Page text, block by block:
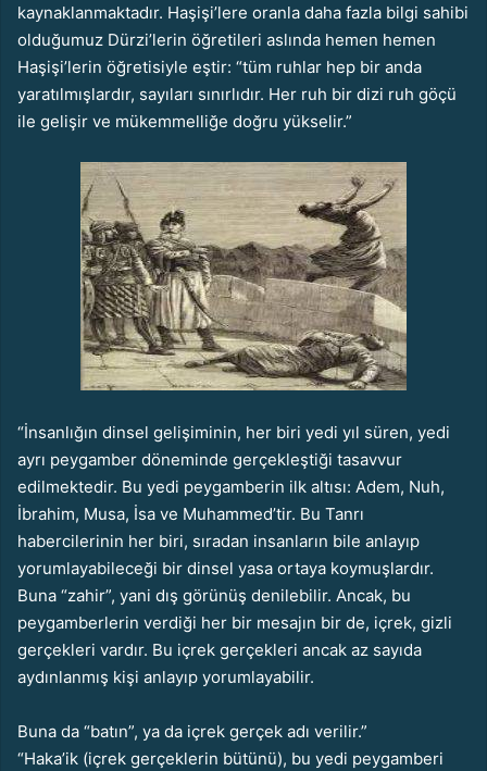
kaynaklanmaktadır. Haşişi’lere oranla daha fazla bilgi sahibi
olduğumuz Dürzi’lerin öğretileri aslında hemen hemen
Haşişi’lerin öğretisiyle eştir: “tüm ruhlar hep bir anda
yaratılmışlardır, sayıları sınırlıdır. Her ruh bir dizi ruh göçü
ile gelişir ve mükemmelliğe doğru yükselir.”
“İnsanlığın dinsel gelişiminin, her biri yedi yıl süren, yedi
ayrı peygamber döneminde gerçekleştiği tasavvur
edilmektedir. Bu yedi peygamberin ilk altısı: Adem, Nuh,
İbrahim, Musa, İsa ve Muhammed’tir. Bu Tanrı
habercilerinin her biri, sıradan insanların bile anlayıp
yorumlayabileceği bir dinsel yasa ortaya koymuşlardır.
Buna “zahir”, yani dış görünüş denilebilir. Ancak, bu
peygamberlerin verdiği her bir mesajın bir de, içrek, gizli
gerçekleri vardır. Bu içrek gerçekleri ancak az sayıda
aydınlanmış kişi anlayıp yorumlayabilir.
Buna da “batın”, ya da içrek gerçek adı verilir.”
“Haka’ik (içrek gerçeklerin bütünü), bu yedi peygamberi